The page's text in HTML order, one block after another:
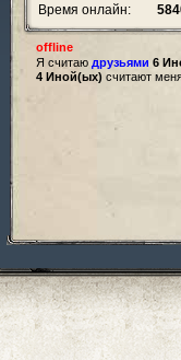
Время онлайн:
offline
Я считаю друзьями 6
4 Иной(ых) считают